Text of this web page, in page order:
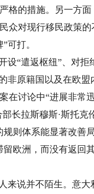
格的措施。另一方面
众对现行移民政策的
可打。
“遣返枢纽”、对拒
非原籍国以及在欧盟
在讨论中“进展非常
长拉斯穆斯·斯托克
则体系能显著改善
欧洲，而没有返回
说并不陌生。意大